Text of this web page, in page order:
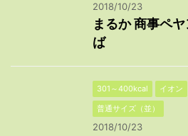
2018/10/23
まるか 商事ペ
ば
301～400kcal イオン
普通サイズ（並）
2018/10/23